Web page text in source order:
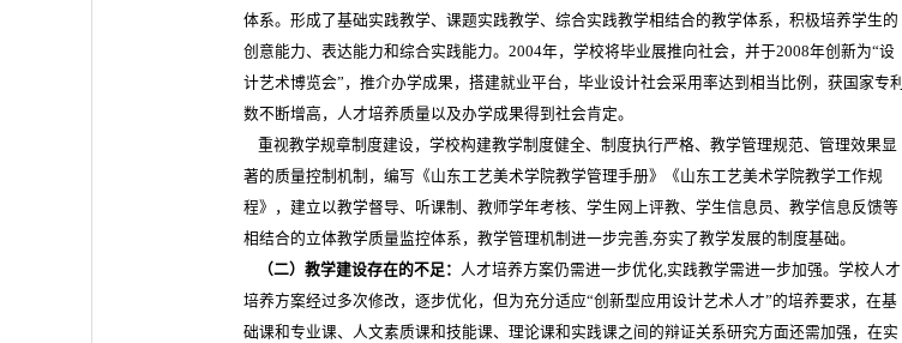
体系。形成了基础实践教学、课题实践教学、综合实践教学相结合的教学体系，积极培养学生的
创意能力、表达能力和综合实践能力。2004年，学校将毕业展推向社会，并于2008年创新为“设
计艺术博览会”，推介办学成果，搭建就业平台，毕业设计社会采用率达到相当比例，获国家专利
数不断增高，人才培养质量以及办学成果得到社会肯定。
重视教学规章制度建设，学校构建教学制度健全、制度执行严格、教学管理规范、管理效果显
著的质量控制机制，编写《山东工艺美术学院教学管理手册》《山东工艺美术学院教学工作规
程》，建立以教学督导、听课制、教师学年考核、学生网上评教、学生信息员、教学信息反馈等
相结合的立体教学质量监控体系，教学管理机制进一步完善,夯实了教学发展的制度基础。
（二）教学建设存在的不足： 人才培养方案仍需进一步优化,实践教学需进一步加强。学校人才
培养方案经过多次修改，逐步优化，但为充分适应“创新型应用设计艺术人才”的培养要求，在基
础课和专业课、人文素质课和技能课、理论课和实践课之间的辩证关系研究方面还需加强，在实